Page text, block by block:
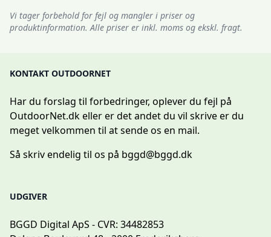
Vi tager forbehold for fejl og mangler i priser og
produktinformation. Alle priser er inkl. moms og ekskl. fragt.
KONTAKT OUTDOORNET
Har du forslag til forbedringer, oplever du fejl på
OutdoorNet.dk eller er det andet du vil skrive er du
meget velkommen til at sende os en mail.
Så skriv endelig til os på bggd@bggd.dk
UDGIVER
BGGD Digital ApS - CVR: 34482853